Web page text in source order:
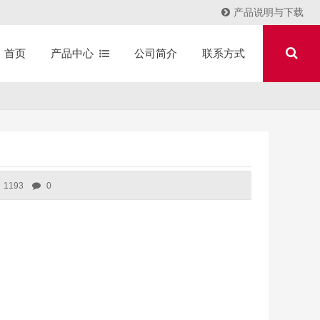
产品说明与下载
首页 产品中心 公司简介 联系方式
1193 0